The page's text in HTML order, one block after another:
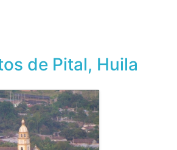
de Pital, Huila